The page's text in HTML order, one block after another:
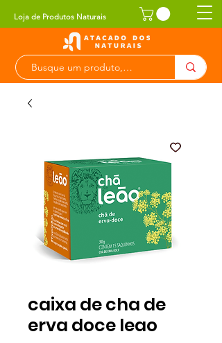
Loja de Produtos Naturais
caixa de cha de
erva doce leao